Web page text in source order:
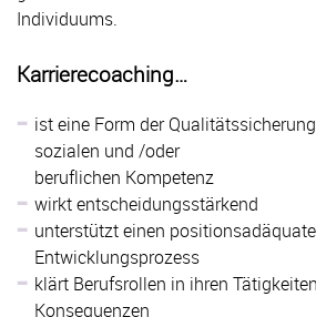
Individuums.
Karrierecoaching…
ist eine Form der
sozialen und /oder
beruflichen Kompetenz
wirkt entscheidungsstärkend
unterstützt einen
Entwicklungsprozess
klärt Berufsrollen in ihren
Konsequenzen